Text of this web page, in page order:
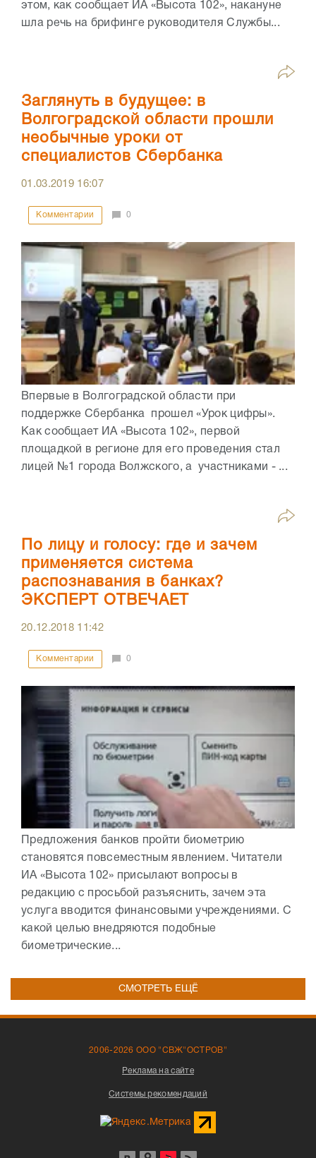
этом, как сообщает ИА «Высота 102», накануне
шла речь на брифинге руководителя Службы...
Заглянуть в будущее: в
Волгоградской области прошли
необычные уроки от
специалистов Сбербанка
01.03.2019 16:07
Комментарии 0
Впервые в Волгоградской области при
поддержке Сбербанка прошел «Урок цифры».
Как сообщает ИА «Высота 102», первой
площадкой в регионе для его проведения стал
лицей №1 города Волжского, а участниками - ...
По лицу и голосу: где и зачем
применяется система
распознавания в банках?
ЭКСПЕРТ ОТВЕЧАЕТ
20.12.2018 11:42
Комментарии 0
Предложения банков пройти биометрию
становятся повсеместным явлением. Читатели
ИА «Высота 102» присылают вопросы в
редакцию с просьбой разъяснить, зачем эта
услуга вводится финансовыми учреждениями. С
какой целью внедряются подобные
биометрические...
СМОТРЕТЬ ЕЩЁ
2006-2026 ООО "СВЖ"ОСТРОВ"
Реклама на сайте
Системы рекомендаций